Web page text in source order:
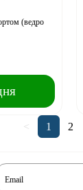
(ведро
< 1 2
Email